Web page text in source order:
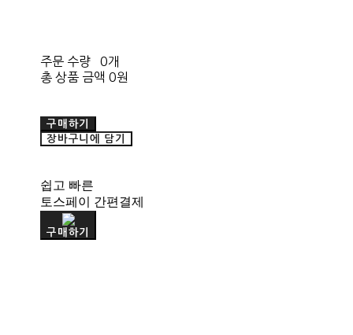
주문 수량
0개
총 상품 금액 0원
구매하기
장바구니에 담기
쉽고 빠른
토스페이 간편결제
구매하기